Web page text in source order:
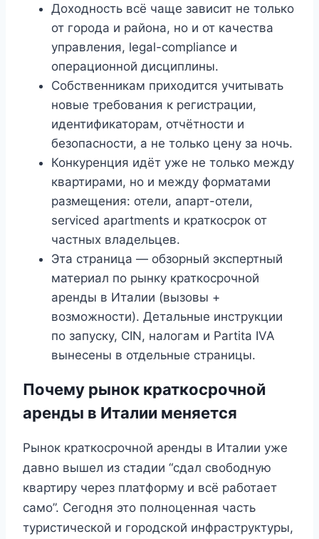
Доходность всё чаще зависит не только
от города и района, но и от качества
управления, legal-compliance и
операционной дисциплины.
Собственникам приходится учитывать
новые требования к регистрации,
идентификаторам, отчётности и
безопасности, а не только цену за ночь.
Конкуренция идёт уже не только между
квартирами, но и между форматами
размещения: отели, апарт-отели,
serviced apartments и краткосрок от
частных владельцев.
Эта страница — обзорный экспертный
материал по рынку краткосрочной
аренды в Италии (вызовы +
возможности). Детальные инструкции
по запуску, CIN, налогам и Partita IVA
вынесены в отдельные страницы.
Почему рынок краткосрочной
аренды в Италии меняется
Рынок краткосрочной аренды в Италии уже
давно вышел из стадии “сдал свободную
квартиру через платформу и всё работает
само”. Сегодня это полноценная часть
туристической и городской инфраструктуры,